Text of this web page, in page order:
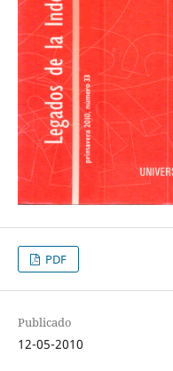
PDF
Publicado
12-05-2010